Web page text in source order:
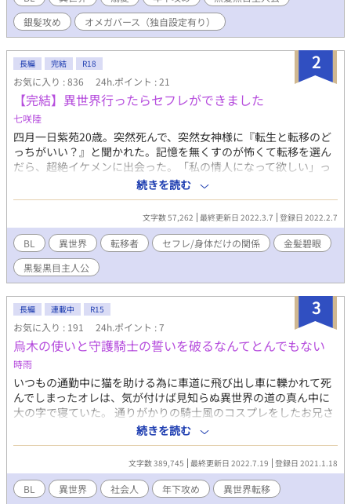
と、騎士団施設で居候することに。 「αがΩを守るのは当然だ」と
ジェイドは裕介の世話を焼くようになって――。 庇護欲高め騎士
（α）と甘やかされたいけどプライドが邪魔をして素直になれない
中年リーマン（Ω）のすれ違いラブファンタジー。 ※Rシーンには
♡マークをつけます。
銀髪攻め
オメガバース（独自設定有り）
2
長編 完結 R18
お気に入り : 836 24h.ポイント : 21
【完結】異世界行ったらセフレができました
七咲陸
四月一日紫苑20歳。突然死んで、突然女神様に『転生と転移のど
っちがいい？』と聞かれた。記憶を無くすのが怖くて転移を選ん
だら、超絶イケメンに出会った。「私の情人になって欲しい」っ
て…え、セフレってことだよね？俺この後どうなるの？ 金髪碧眼
富豪攻め×黒髪黒目流され受け 不定期更新です r18は※つけてま
続きを読む
文字数 57,262 最終更新日 2022.3.7 登録日 2022.2.7
BL 異世界 転移者 セフレ/身体だけの関係
金髪碧眼
黒髪黒目主人公
3
長編 連載中 R15
お気に入り : 191 24h.ポイント : 7
烏木の使いと守護騎士の誓いを破るなんてとんでもない
時雨
いつもの通勤中に猫を助ける為に車道に飛び出し車に轢かれて死
んでしまったオレは、気が付けば見知らぬ異世界の道の真ん中に
大の字で寝ていた。 通りがかりの騎士風のコスプレをしたお兄さ
んに偶然助けてもらうが、言葉は全く通じない様子。 黒い髪も瞳
もこの世界では珍しいらしいが、なんとか目立たず安心して暮ら
せる場所を探しつつ、助けてくれた騎士へ恩返しもしたい。 騎士
が失踪した大切な女性を捜している道中と知り、手伝いたい……
けど、この”恩返し”という名の”人捜し”結構ハードモードじゃな
続きを読む
文字数 389,745 最終更新日 2022.7.19 登録日 2021.1.18
BL 異世界 社会人 年下攻め
異世界転移